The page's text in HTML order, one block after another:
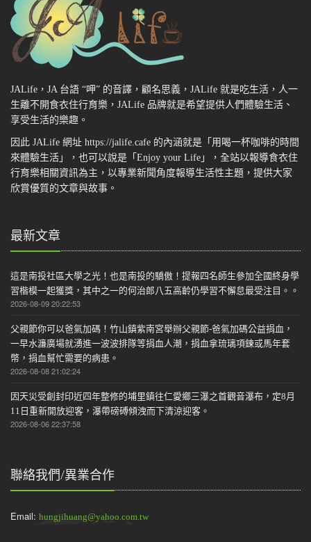
JALife，JA 台語 “呷” 的音譯，顧名思義，JALife 就是吃生活，人一
生離不開食衣住行育樂，JALife 品牌就是希望提供人們體驗生活、
享受生活的樂趣。
因此 JALife 網址 https://jalife.cafe 的內涵就是「用喝一杯咖啡的時間
來體驗生活」，也可以說是「Enjoy your Life」，全站以報導食衣住
行育樂相關資訊為主，以專業新聞角度報導生活性主題，提供大家
欣賞優質的文章與故事。
最新文章
這是南投社區大學之光！也是南投的驕傲！提報四名師生參加全國終身學
習楷模一起獲獎，其中之一的何治郎八五高齡仍學習不懈怠最受注目。。
2026-08-09 20:22:53
父親節你可以爸氣加碼！竹山鎮紫南宮舉辦父親節-爸氣加碼公益捐血，
一早水濂廣場就湧進一波波排隊等捐血人潮，捐血拿琉璃項鍊或馬年套
幣，捐血幫忙需要的病患。
2026-08-08 21:02:24
因天災受創封印近四年整修的埔里鎮往仁愛鄉三瀑之首觀音瀑布，定8月
11日重新開放迎客，瀑帶磅磗傾洩而下清涼迎客。
2026-08-06 22:37:58
聯絡我們/異業合作
Email: hungjihuang@yahoo.com.tw